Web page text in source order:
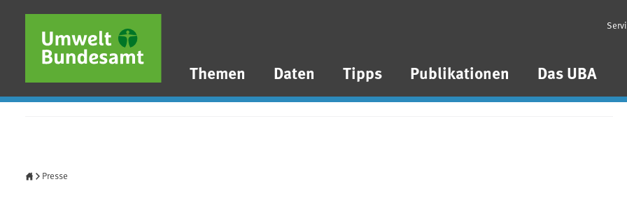
Direkt zum Inhalt
Direkt zum Hauptmenü
Direkt zur Fußzeile
Themen Daten Tipps Publikationen Das UBA
Presse